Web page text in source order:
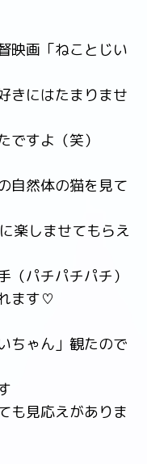
映画「ねことじい
きにはたまりませ
ですよ（笑）
自然体の猫を見て
楽しませてもらえ
（パチパチパチ）
ます♡
ちゃん」観たので
も見応えがありま